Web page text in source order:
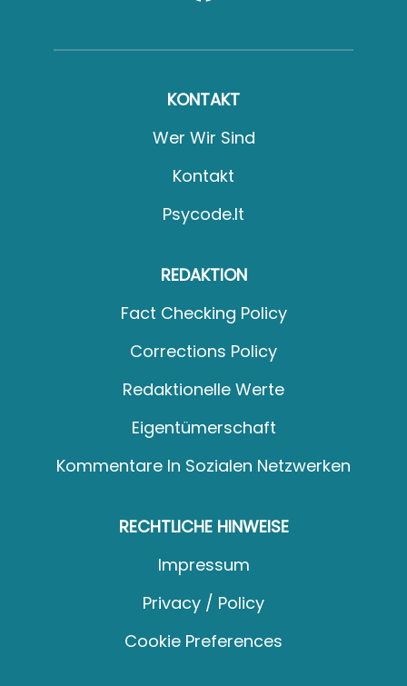
KONTAKT
Wer Wir Sind
Kontakt
Psycode.it
REDAKTION
Fact Checking Policy
Corrections Policy
Redaktionelle Werte
Eigentümerschaft
Kommentare In Sozialen Netzwerken
RECHTLICHE HINWEISE
Impressum
Privacy / Policy
Cookie Preferences